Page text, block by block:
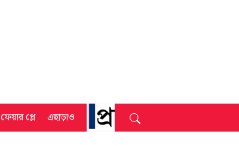
ফেয়ার প্লে এছাড়াও